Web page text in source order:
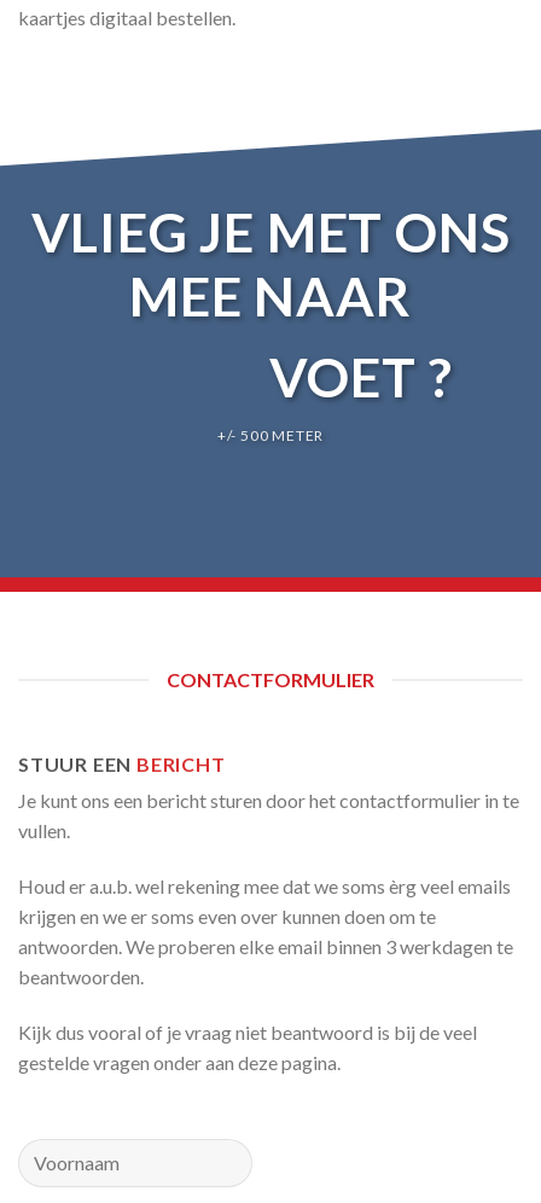
kaartjes digitaal bestellen.
VLIEG JE MET ONS
MEE NAAR
VOET ?
+/- 500 METER
CONTACTFORMULIER
STUUR EEN BERICHT
Je kunt ons een bericht sturen door het contactformulier in te
vullen.
Houd er a.u.b. wel rekening mee dat we soms èrg veel emails
krijgen en we er soms even over kunnen doen om te
antwoorden. We proberen elke email binnen 3 werkdagen te
beantwoorden.
Kijk dus vooral of je vraag niet beantwoord is bij de veel
gestelde vragen onder aan deze pagina.